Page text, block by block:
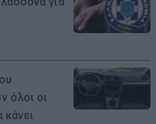
όλοι οι